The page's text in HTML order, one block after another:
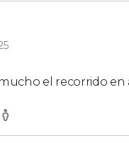
el recorrido en